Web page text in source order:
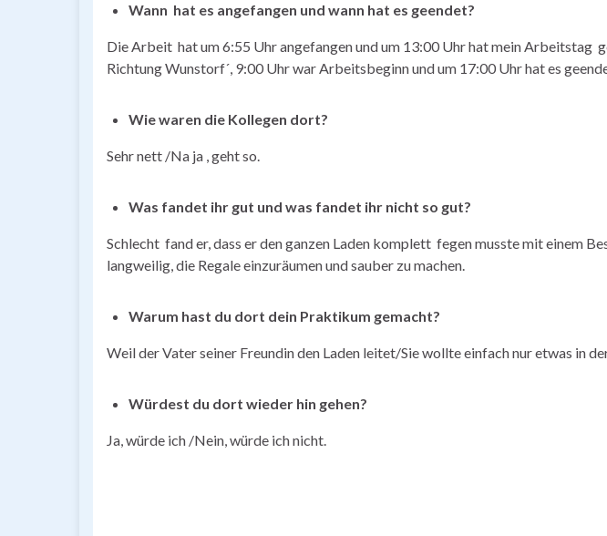
Wann hat es angefangen und wann hat es geendet?
Die Arbeit hat um 6:55 Uhr angefangen und um 13:00 Uhr hat mein Arbeitstag
Richtung Wunstorf´, 9:00 Uhr war Arbeitsbeginn und um 17:00 Uhr hat es
Wie waren die Kollegen dort?
Sehr nett /Na ja , geht so.
Was fandet ihr gut und was fandet ihr nicht so gut?
Schlecht fand er, dass er den ganzen Laden komplett fegen musste mit einem
langweilig, die Regale einzuräumen und sauber zu machen.
Warum hast du dort dein Praktikum gemacht?
Weil der Vater seiner Freundin den Laden leitet/Sie wollte einfach nur etwas in
Würdest du dort wieder hin gehen?
Ja, würde ich /Nein, würde ich nicht.